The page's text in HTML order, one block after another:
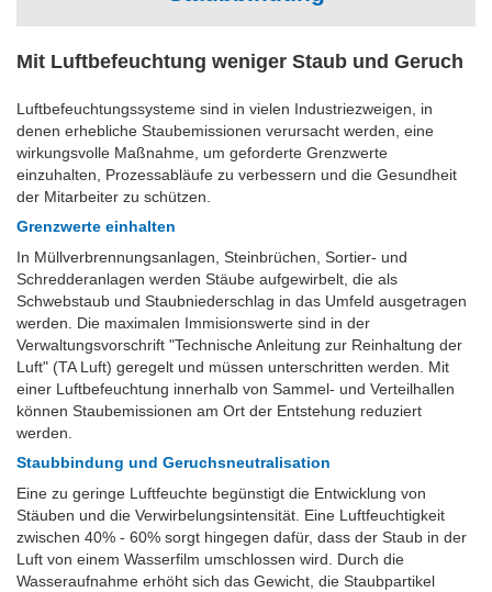
Mit Luftbefeuchtung weniger Staub und Geruch
Luftbefeuchtungssysteme sind in vielen Industriezweigen, in
denen erhebliche Staubemissionen verursacht werden, eine
wirkungsvolle Maßnahme, um geforderte Grenzwerte
einzuhalten, Prozessabläufe zu verbessern und die Gesundheit
der Mitarbeiter zu schützen.
Grenzwerte einhalten
In Müllverbrennungsanlagen, Steinbrüchen, Sortier- und
Schredderanlagen werden Stäube aufgewirbelt, die als
Schwebstaub und Staubniederschlag in das Umfeld ausgetragen
werden. Die maximalen Immisionswerte sind in der
Verwaltungsvorschrift "Technische Anleitung zur Reinhaltung der
Luft" (TA Luft) geregelt und müssen unterschritten werden. Mit
einer Luftbefeuchtung innerhalb von Sammel- und Verteilhallen
können Staubemissionen am Ort der Entstehung reduziert
werden.
Staubbindung und Geruchsneutralisation
Eine zu geringe Luftfeuchte begünstigt die Entwicklung von
Stäuben und die Verwirbelungsintensität. Eine Luftfeuchtigkeit
zwischen 40% - 60% sorgt hingegen dafür, dass der Staub in der
Luft von einem Wasserfilm umschlossen wird. Durch die
Wasseraufnahme erhöht sich das Gewicht, die Staubpartikel